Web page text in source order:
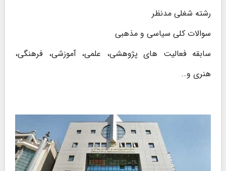
رشته شغلی مدنظر
سوالات کلی سیاسی و مذهبی
سابقه فعالیت‌ های پژوهشی، علمی، آموزشی، فرهنگی،
هنری و…